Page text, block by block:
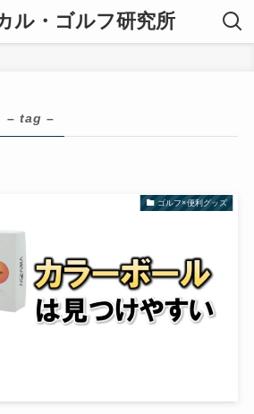
ル・ゴルフ研究所
– tag –
ゴルフ×便利グッズ